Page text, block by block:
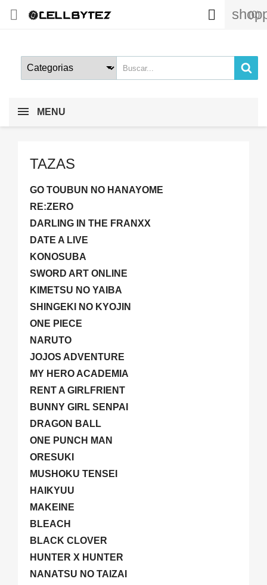
 (0)

MENU
TAZAS
GO TOUBUN NO HANAYOME
RE:ZERO
DARLING IN THE FRANXX
DATE A LIVE
KONOSUBA
SWORD ART ONLINE
KIMETSU NO YAIBA
SHINGEKI NO KYOJIN
ONE PIECE
NARUTO
JOJOS ADVENTURE
MY HERO ACADEMIA
RENT A GIRLFRIENT
BUNNY GIRL SENPAI
DRAGON BALL
ONE PUNCH MAN
ORESUKI
MUSHOKU TENSEI
HAIKYUU
MAKEINE
BLEACH
BLACK CLOVER
HUNTER X HUNTER
NANATSU NO TAIZAI